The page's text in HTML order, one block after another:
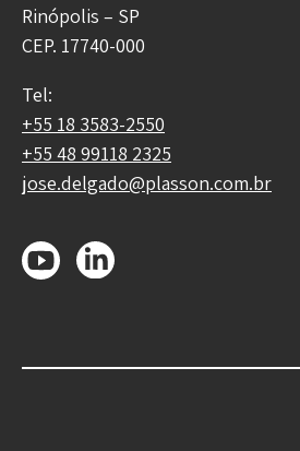
Rinópolis – SP
CEP. 17740-000
Tel:
+55 18 3583-2550
+55 48 99118 2325
jose.delgado@plasson.com.br